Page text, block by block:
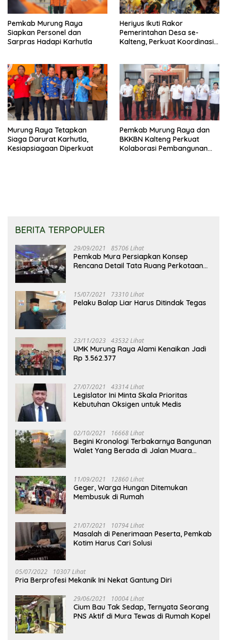
Pemkab Murung Raya
Siapkan Personel dan
Sarpras Hadapi Karhutla
Heriyus Ikuti Rakor
Pemerintahan Desa se-
Kalteng, Perkuat Koordinasi
Murung Raya Tetapkan
Siaga Darurat Karhutla,
Kesiapsiagaan Diperkuat
Pemkab Murung Raya dan
BKKBN Kalteng Perkuat
Kolaborasi Pembangunan
BERITA TERPOPULER
29/09/2021 85706 Lihat
Pemkab Mura Persiapkan Konsep
Rencana Detail Tata Ruang Perkotaan
15/07/2021 73310 Lihat
Pelaku Balap Liar Harus Ditindak Tegas
23/11/2023 43532 Lihat
UMK Murung Raya Alami Kenaikan Jadi
Rp 3.562.377
27/07/2021 43314 Lihat
Legislator Ini Minta Skala Prioritas
Kebutuhan Oksigen untuk Medis
02/10/2021 16668 Lihat
Begini Kronologi Terbakarnya Bangunan
Walet Yang Berada di Jalan Muara
11/09/2021 12860 Lihat
Geger, Warga Hungan Ditemukan
Membusuk di Rumah
21/07/2021 10794 Lihat
Masalah di Penerimaan Peserta, Pemkab
Kotim Harus Cari Solusi
05/07/2022 10307 Lihat
Pria Berprofesi Mekanik Ini Nekat Gantung Diri
29/06/2021 10004 Lihat
Cium Bau Tak Sedap, Ternyata Seorang
PNS Aktif di Mura Tewas di Rumah Kopel